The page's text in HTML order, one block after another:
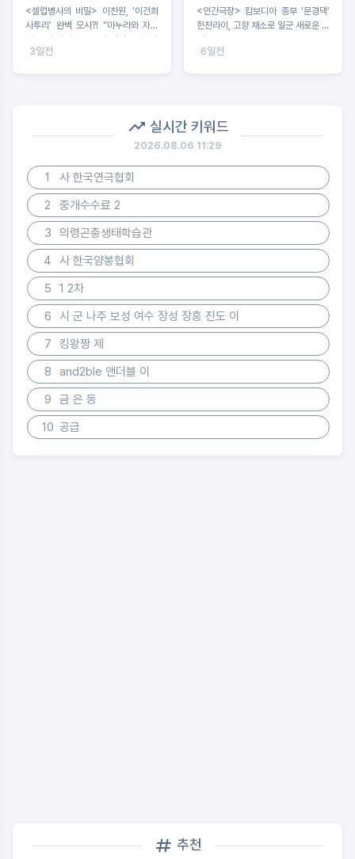
<셀럽병사의 비밀> 이찬원, ‘이건희
사투리’ 완벽 모사?! “마누라와 자식
들의 반전
3일전
<인간극장> 캄보디아 종부 ‘문경댁’
한찬라이, 고향 채소로 일군 새로운 희
6일전
실시간 키워드
2026.08.06 11:29
1
사 한국연극협회
2
중개수수료 2
3
의령곤충생태학습관
4
사 한국양봉협회
5
1 2차
6
시 군 나주 보성 여수 장성 장흥 진도 이
7
킹왕짱 제
8
and2ble 앤더블 이
9
금 은 동
10 공급
추천